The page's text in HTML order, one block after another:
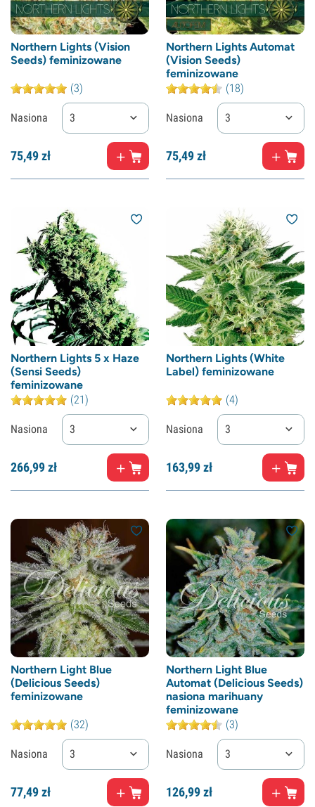
Northern Lights (Vision
Seeds) feminizowane
(3)
Nasiona 3
75,49zł
Northern Lights Automat
(Vision Seeds)
feminizowane
(18)
Nasiona 3
75,49zł
Northern Lights 5 x Haze
(Sensi Seeds)
feminizowane
(21)
Nasiona 3
266,99zł
Northern Lights (White
Label) feminizowane
(4)
Nasiona 3
163,99zł
Northern Light Blue
(Delicious Seeds)
feminizowane
(32)
Nasiona 3
77,49zł
Northern Light Blue
Automat (Delicious Seeds)
nasiona marihuany
feminizowane
(3)
Nasiona 3
126,99zł